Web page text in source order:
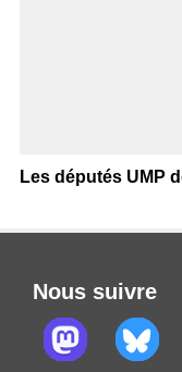
Les députés UMP
Nous suivre